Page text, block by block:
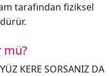
tarafından fiziksel
mü?
YÜZ KERE SORSANIZ DA